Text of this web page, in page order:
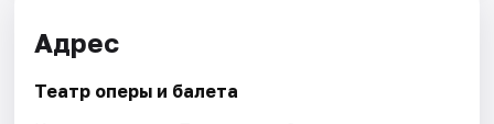
Адрес
Театр оперы и балета